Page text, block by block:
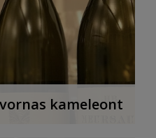
kameleont